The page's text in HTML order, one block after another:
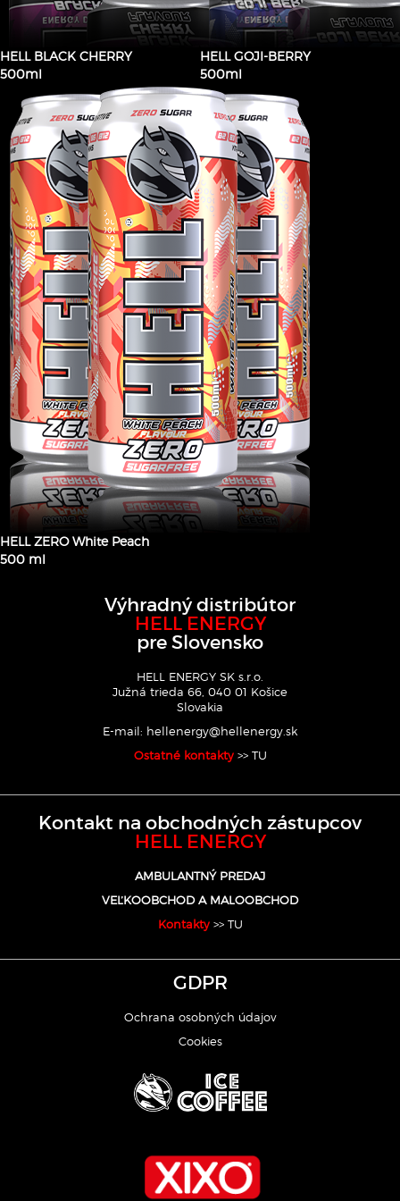
HELL BLACK CHERRY
500ml
HELL GOJI-BERRY
500ml
HELL ZERO White Peach
500 ml
Výhradný distribútor
HELL ENERGY
pre Slovensko
HELL ENERGY SK s.r.o.
Južná trieda 66, 040 01 Košice
Slovakia
E-mail: hellenergy@hellenergy.sk
Ostatné kontakty>> TU
Kontakt na obchodných zástupcov
HELL ENERGY
AMBULANTNÝ PREDAJ
VEĽKOOBCHOD A MALOOBCHOD
Kontakty>> TU
GDPR
Ochrana osobných údajov
Cookies